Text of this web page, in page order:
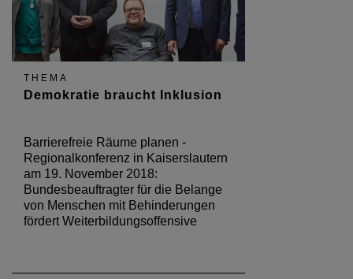
THEMA
Demokratie braucht Inklusion
Barrierefreie Räume planen -
Regionalkonferenz in Kaiserslautern
am 19. November 2018:
Bundesbeauftragter für die Belange
von Menschen mit Behinderungen
fördert Weiterbildungsoffensive